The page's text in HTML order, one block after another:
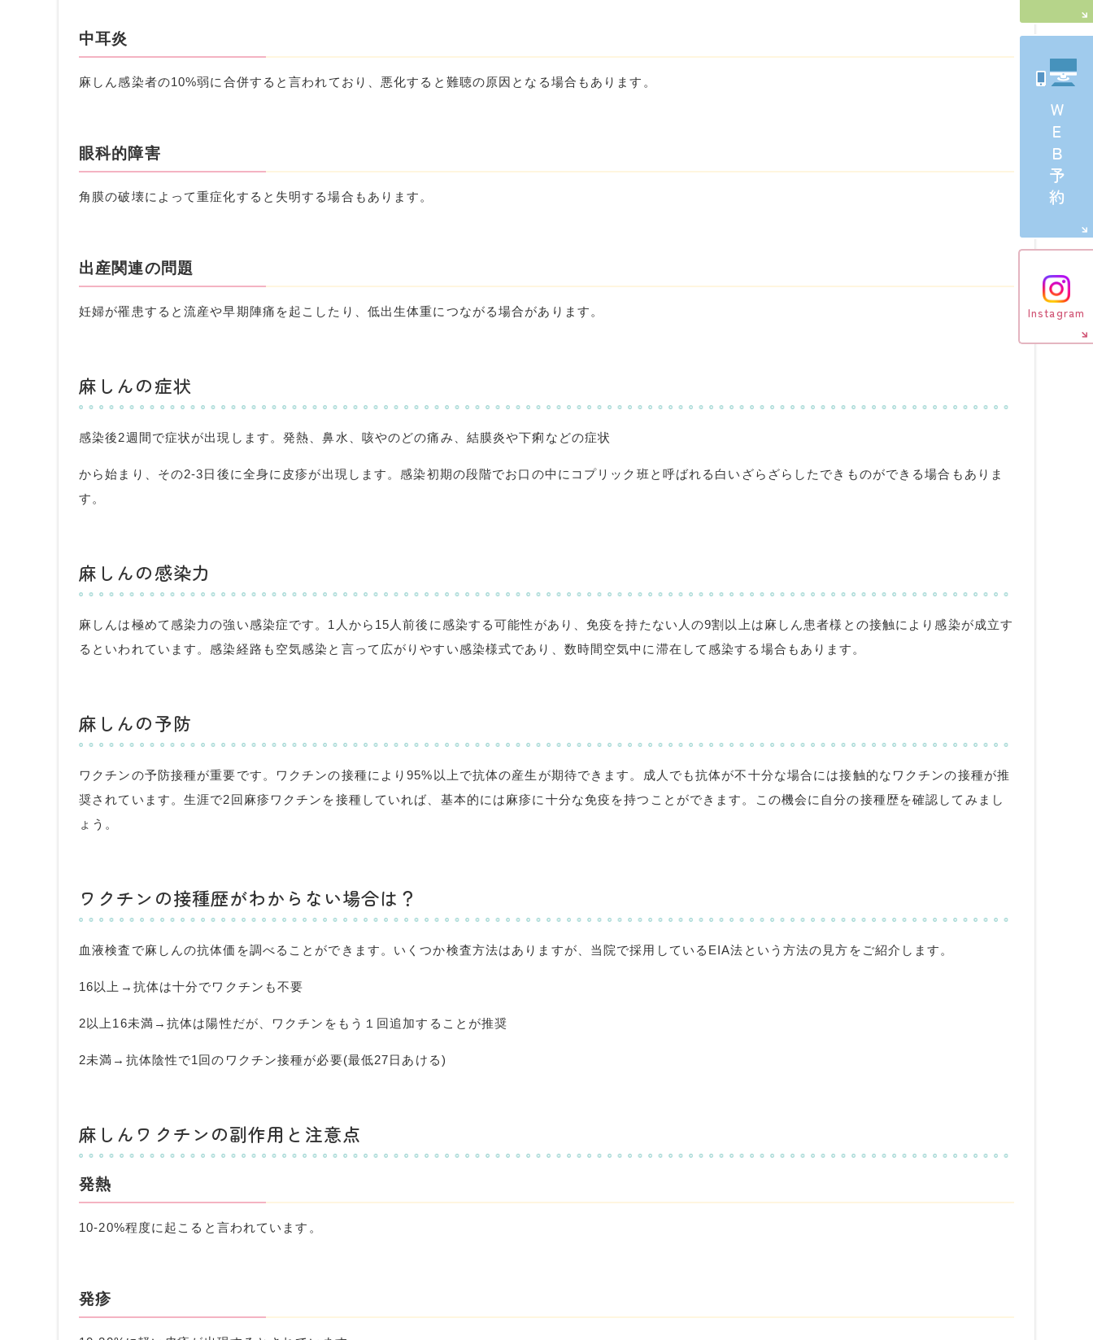
ＷＥＢ予約
Instagram
中耳炎
麻しん感染者の10%弱に合併すると言われており、悪化すると難聴の原因となる場合もあります。
眼科的障害
角膜の破壊によって重症化すると失明する場合もあります。
出産関連の問題
妊婦が罹患すると流産や早期陣痛を起こしたり、低出生体重につながる場合があります。
麻しんの症状
感染後2週間で症状が出現します。発熱、鼻水、咳やのどの痛み、結膜炎や下痢などの症状
から始まり、その2-3日後に全身に皮疹が出現します。感染初期の段階でお口の中にコプリック班と呼ばれる白いざらざらしたできものができる場合もありま
す。
麻しんの感染力
麻しんは極めて感染力の強い感染症です。 1 人から 15 人前後に感染する可能性があり、免疫を持たない人の9割以上は麻しん患者様との接触により感染が成立す
るといわれています。感染経路も空気感染と言って広がりやすい感染様式であり、数時間空気中に滞在して感染する場合もあります。
麻しんの予防
ワクチンの予防接種が重要です。ワクチンの接種により95% 以上で抗体の産生が期待できます。成人でも抗体が不十分な場合には接触的なワクチンの接種が推
奨されています。生涯で2回麻疹ワクチンを接種していれば、基本的には麻疹に十分な免疫を持つことができます。この機会に自分の接種歴を確認してみまし
ょう。
ワクチンの接種歴がわからない場合は？
血液検査で麻しんの抗体価を調べることができます。いくつか検査方法はありますが、当院で採用している EIA法という方法の見方をご紹介します。
16以上→抗体は十分でワクチンも不要
2以上 16未満→抗体は陽性だが、ワクチンをもう１回追加することが推奨
2未満→抗体陰性で1回のワクチン接種が必要(最低27日あける)
麻しんワクチンの副作用と注意点
発熱
10-20%程度に起こると言われています。
発疹